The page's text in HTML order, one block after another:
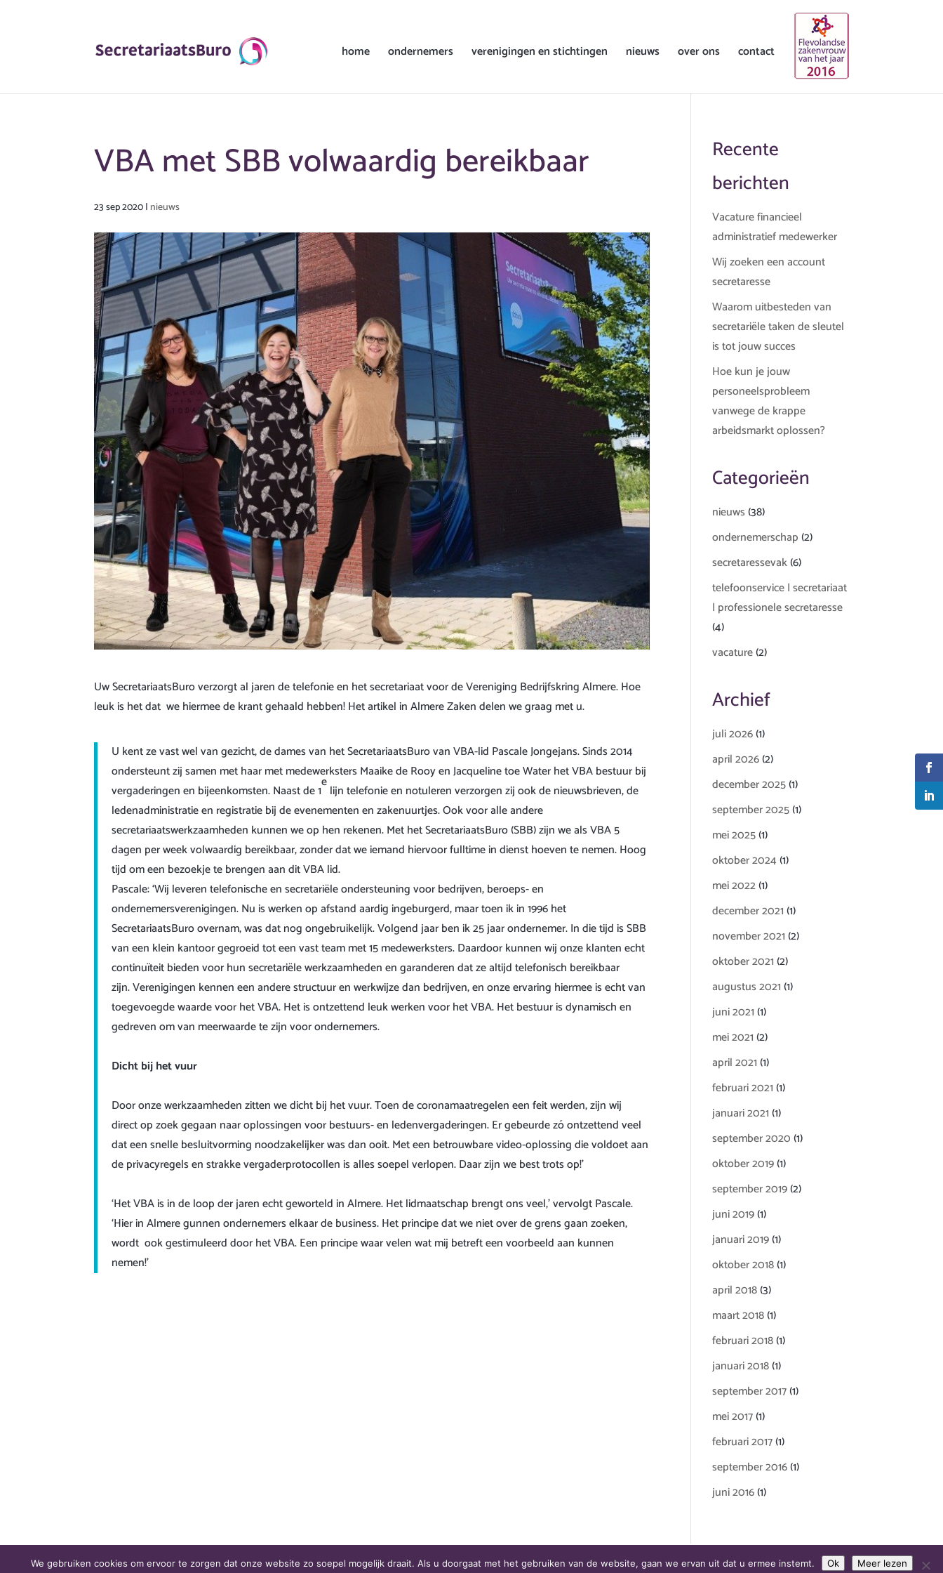
home ondernemers verenigingen en stichtingen nieuws over ons contact
VBA met SBB volwaardig bereikbaar
23 sep 2020|nieuws
Uw SecretariaatsBuro verzorgt al jaren de telefonie en het secretariaat voor de Vereniging Bedrijfskring Almere. Hoe
leuk is het dat we hiermee de krant gehaald hebben! Het artikel in Almere Zaken delen we graag met u.
U kent ze vast wel van gezicht, de dames van het SecretariaatsBuro van VBA-lid Pascale Jongejans. Sinds 2014
ondersteunt zij samen met haar met medewerksters Maaike de Rooy en Jacqueline toe Water het VBA bestuur bij
vergaderingen en bijeenkomsten. Naast de 1elijn telefonie en notuleren verzorgen zij ook de nieuwsbrieven, de
ledenadministratie en registratie bij de evenementen en zakenuurtjes. Ook voor alle andere
secretariaatswerkzaamheden kunnen we op hen rekenen. Met het SecretariaatsBuro (SBB) zijn we als VBA 5
dagen per week volwaardig bereikbaar, zonder dat we iemand hiervoor fulltime in dienst hoeven te nemen. Hoog
tijd om een bezoekje te brengen aan dit VBA lid.
Pascale: ‘Wij leveren telefonische en secretariële ondersteuning voor bedrijven, beroeps- en
ondernemersverenigingen. Nu is werken op afstand aardig ingeburgerd, maar toen ik in 1996 het
SecretariaatsBuro overnam, was dat nog ongebruikelijk. Volgend jaar ben ik 25 jaar ondernemer. In die tijd is SBB
van een klein kantoor gegroeid tot een vast team met 15 medewerksters. Daardoor kunnen wij onze klanten echt
continuïteit bieden voor hun secretariële werkzaamheden en garanderen dat ze altijd telefonisch bereikbaar
zijn. Verenigingen kennen een andere structuur en werkwijze dan bedrijven, en onze ervaring hiermee is echt van
toegevoegde waarde voor het VBA. Het is ontzettend leuk werken voor het VBA. Het bestuur is dynamisch en
gedreven om van meerwaarde te zijn voor ondernemers.
Dicht bij het vuur
Door onze werkzaamheden zitten we dicht bij het vuur. Toen de coronamaatregelen een feit werden, zijn wij
direct op zoek gegaan naar oplossingen voor bestuurs- en ledenvergaderingen. Er gebeurde zó ontzettend veel
dat een snelle besluitvorming noodzakelijker was dan ooit. Met een betrouwbare video-oplossing die voldoet aan
de privacyregels en strakke vergaderprotocollen is alles soepel verlopen. Daar zijn we best trots op!’
‘Het VBA is in de loop der jaren echt geworteld in Almere. Het lidmaatschap brengt ons veel,’ vervolgt Pascale.
‘Hier in Almere gunnen ondernemers elkaar de business. Het principe dat we niet over de grens gaan zoeken,
wordt ook gestimuleerd door het VBA. Een principe waar velen wat mij betreft een voorbeeld aan kunnen
nemen!’
Recente
berichten
Vacature financieel
administratief medewerker
Wij zoeken een account
secretaresse
Waarom uitbesteden van
secretariële taken de sleutel
is tot jouw succes
Hoe kun je jouw
personeelsprobleem
vanwege de krappe
arbeidsmarkt oplossen?
Categorieën
nieuws(38)
ondernemerschap(2)
secretaressevak(6)
telefoonservice | secretariaat
| professionele secretaresse
(4)
vacature(2)
Archief
juli 2026(1)
april 2026(2)
december 2025(1)
september 2025(1)
mei 2025(1)
oktober 2024(1)
mei 2022(1)
december 2021(1)
november 2021(2)
oktober 2021(2)
augustus 2021(1)
juni 2021(1)
mei 2021(2)
april 2021(1)
februari 2021(1)
januari 2021(1)
september 2020(1)
oktober 2019(1)
september 2019(2)
juni 2019(1)
januari 2019(1)
oktober 2018(1)
april 2018(3)
maart 2018(1)
februari 2018(1)
januari 2018(1)
september 2017(1)
mei 2017(1)
februari 2017(1)
september 2016(1)
juni 2016(1)
[am-powered-by]
We gebruiken cookies om ervoor te zorgen dat onze website zo soepel mogelijk draait. Als u doorgaat met het gebruiken van de website, gaan we ervan uit dat u ermee instemt. Ok Meer lezen